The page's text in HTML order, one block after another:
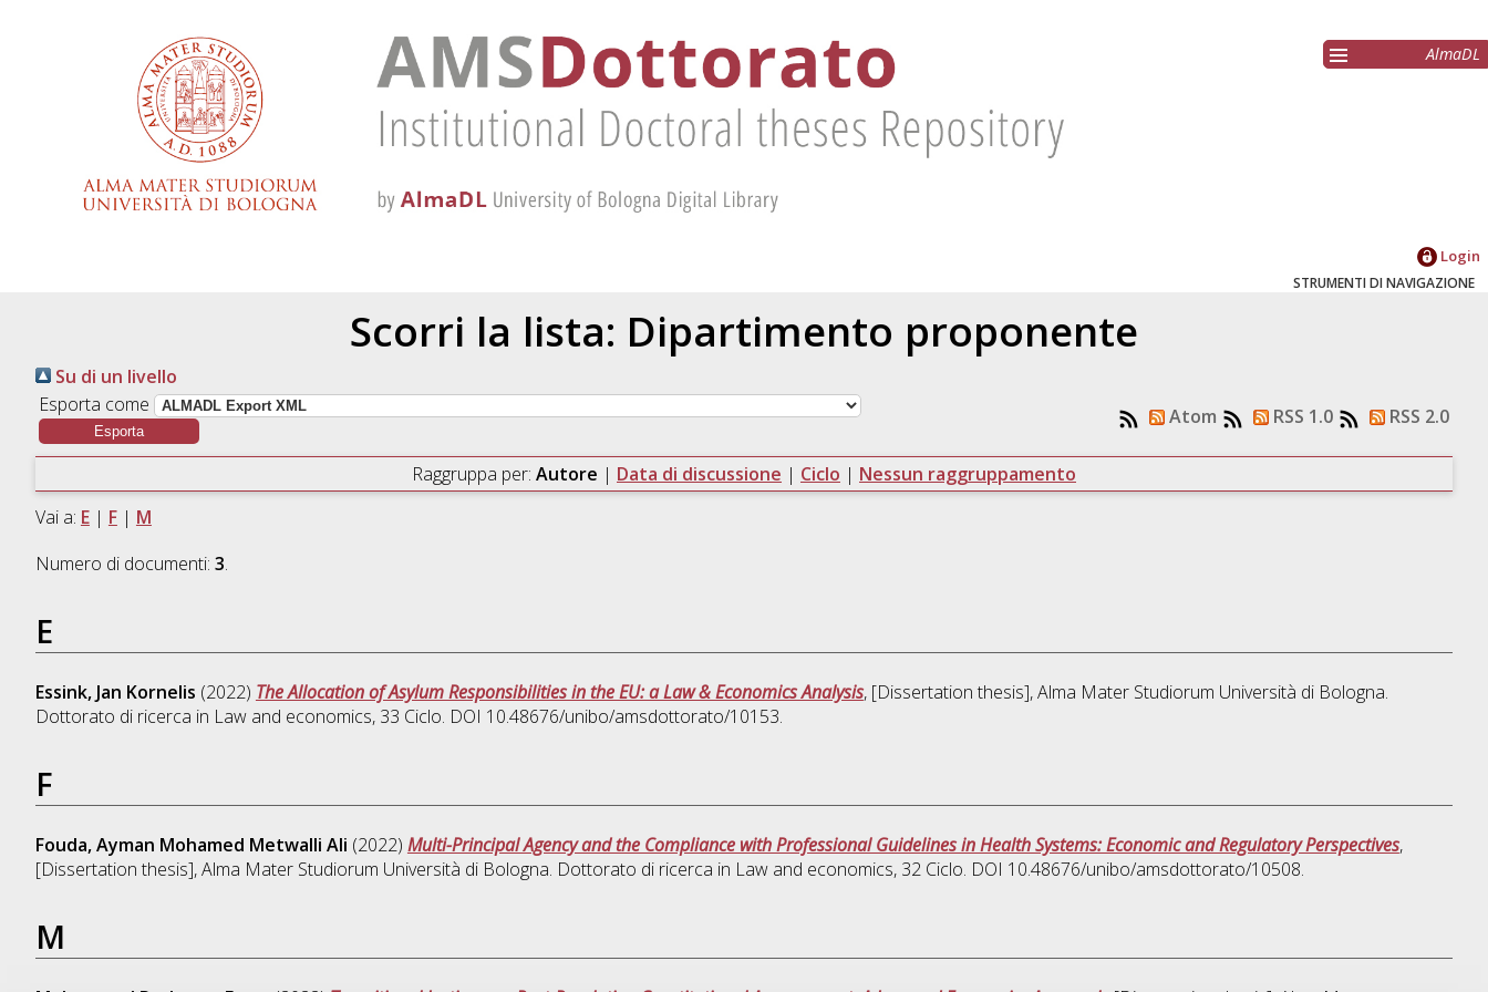
AlmaDL
Login
STRUMENTI DI NAVIGAZIONE
Scorri la lista: Dipartimento proponente
Su di un livello
Esporta come
Atom RSS 1.0 RSS 2.0
Raggruppa per: Autore | Data di discussione | Ciclo | Nessun raggruppamento
Vai a: E| F| M
Numero di documenti: 3.
E
Essink, Jan Kornelis (2022) The Allocation of Asylum Responsibilities in the EU: a Law & Economics Analysis, [Dissertation thesis], Alma Mater Studiorum Università di Bologna.
Dottorato di ricerca in Law and economics, 33 Ciclo. DOI 10.48676/unibo/amsdottorato/10153.
F
Fouda, Ayman Mohamed Metwalli Ali (2022) Multi-Principal Agency and the Compliance with Professional Guidelines in Health Systems: Economic and Regulatory Perspectives,
[Dissertation thesis], Alma Mater Studiorum Università di Bologna. Dottorato di ricerca in Law and economics, 32 Ciclo. DOI 10.48676/unibo/amsdottorato/10508.
M